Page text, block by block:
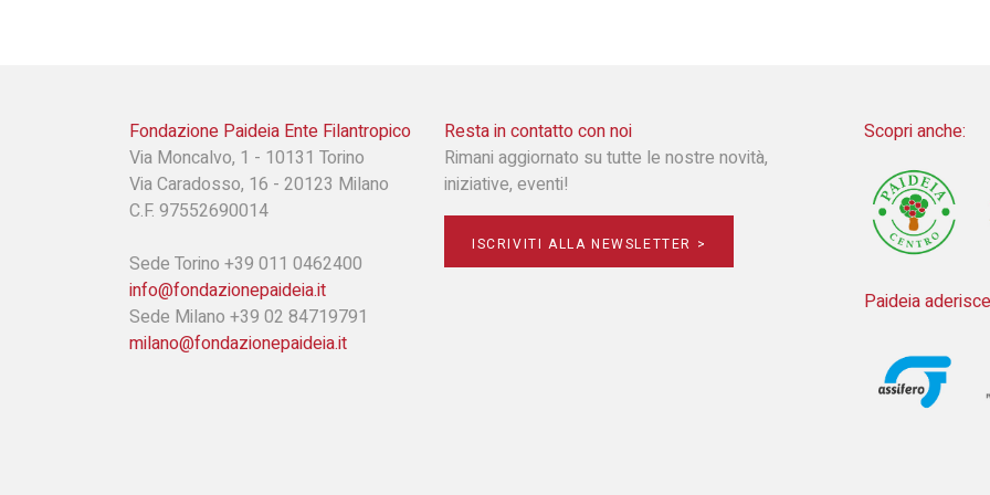
Fondazione Paideia Ente Filantropico
Via Moncalvo, 1 - 10131 Torino
Via Caradosso, 16 - 20123 Milano
C.F. 97552690014
Sede Torino +39 011 0462400
info@fondazionepaideia.it
Sede Milano +39 02 84719791
milano@fondazionepaideia.it
Resta in contatto con noi
Rimani aggiornato su tutte le nostre novità,
iniziative, eventi!
ISCRIVITI ALLA NEWSLETTER >
Scopri anche:
Paideia